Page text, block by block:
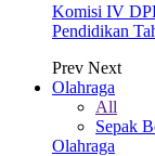
Komisi IV
Pendidikan
Prev Next
Olahraga
All
Sepak
Olahraga